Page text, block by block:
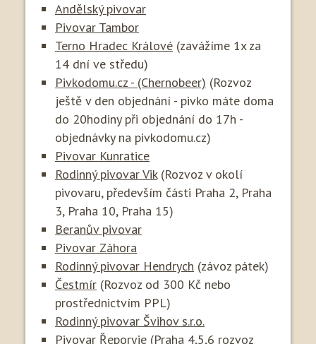
Andělský pivovar
Pivovar Tambor
Terno Hradec Králové (zavážíme 1x za
14 dní ve středu)
Pivkodomu.cz - (Chernobeer) (Rozvoz
ještě v den objednání - pivko máte doma
do 20hodiny při objednání do 17h -
objednávky na pivkodomu.cz)
Pivovar Kunratice
Rodinný pivovar Vik (Rozvoz v okolí
pivovaru, především části Praha 2, Praha
3, Praha 10, Praha 15)
Beranův pivovar
Pivovar Záhora
Rodinný pivovar Hendrych (závoz pátek)
Čestmír (Rozvoz od 300 Kč nebo
prostřednictvím PPL)
Rodinný pivovar Švihov s.r.o.
Pivovar Řeporyje (Praha 4,5,6 rozvoz